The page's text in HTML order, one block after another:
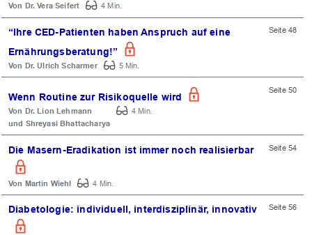
Dr. Vera Seifert 4 Min.
“Ihre CED-Patienten haben Anspruch auf eine
Ernährungsberatung!”
Seite 48
Dr. Ulrich Scharmer 5 Min.
Wenn Routine zur Risikoquelle wird
Seite 50
Dr. Lion Lehmann
Shreyasi Bhattacharya
4 Min.
Die Masern-Eradikation ist immer noch realisierbar Seite 54
Martin Wiehl 4 Min.
Diabetologie: individuell, interdisziplinär, innovativ Seite 56